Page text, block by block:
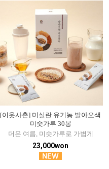
[이웃사촌] 미실란 유기농 발아오색
미숫가루 30봉
더운 여름, 미숫가루로 가볍게
23,000won